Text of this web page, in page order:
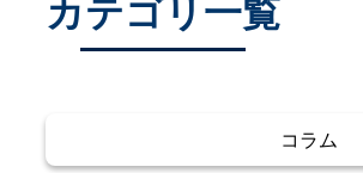
カテゴリ一覧
コラム